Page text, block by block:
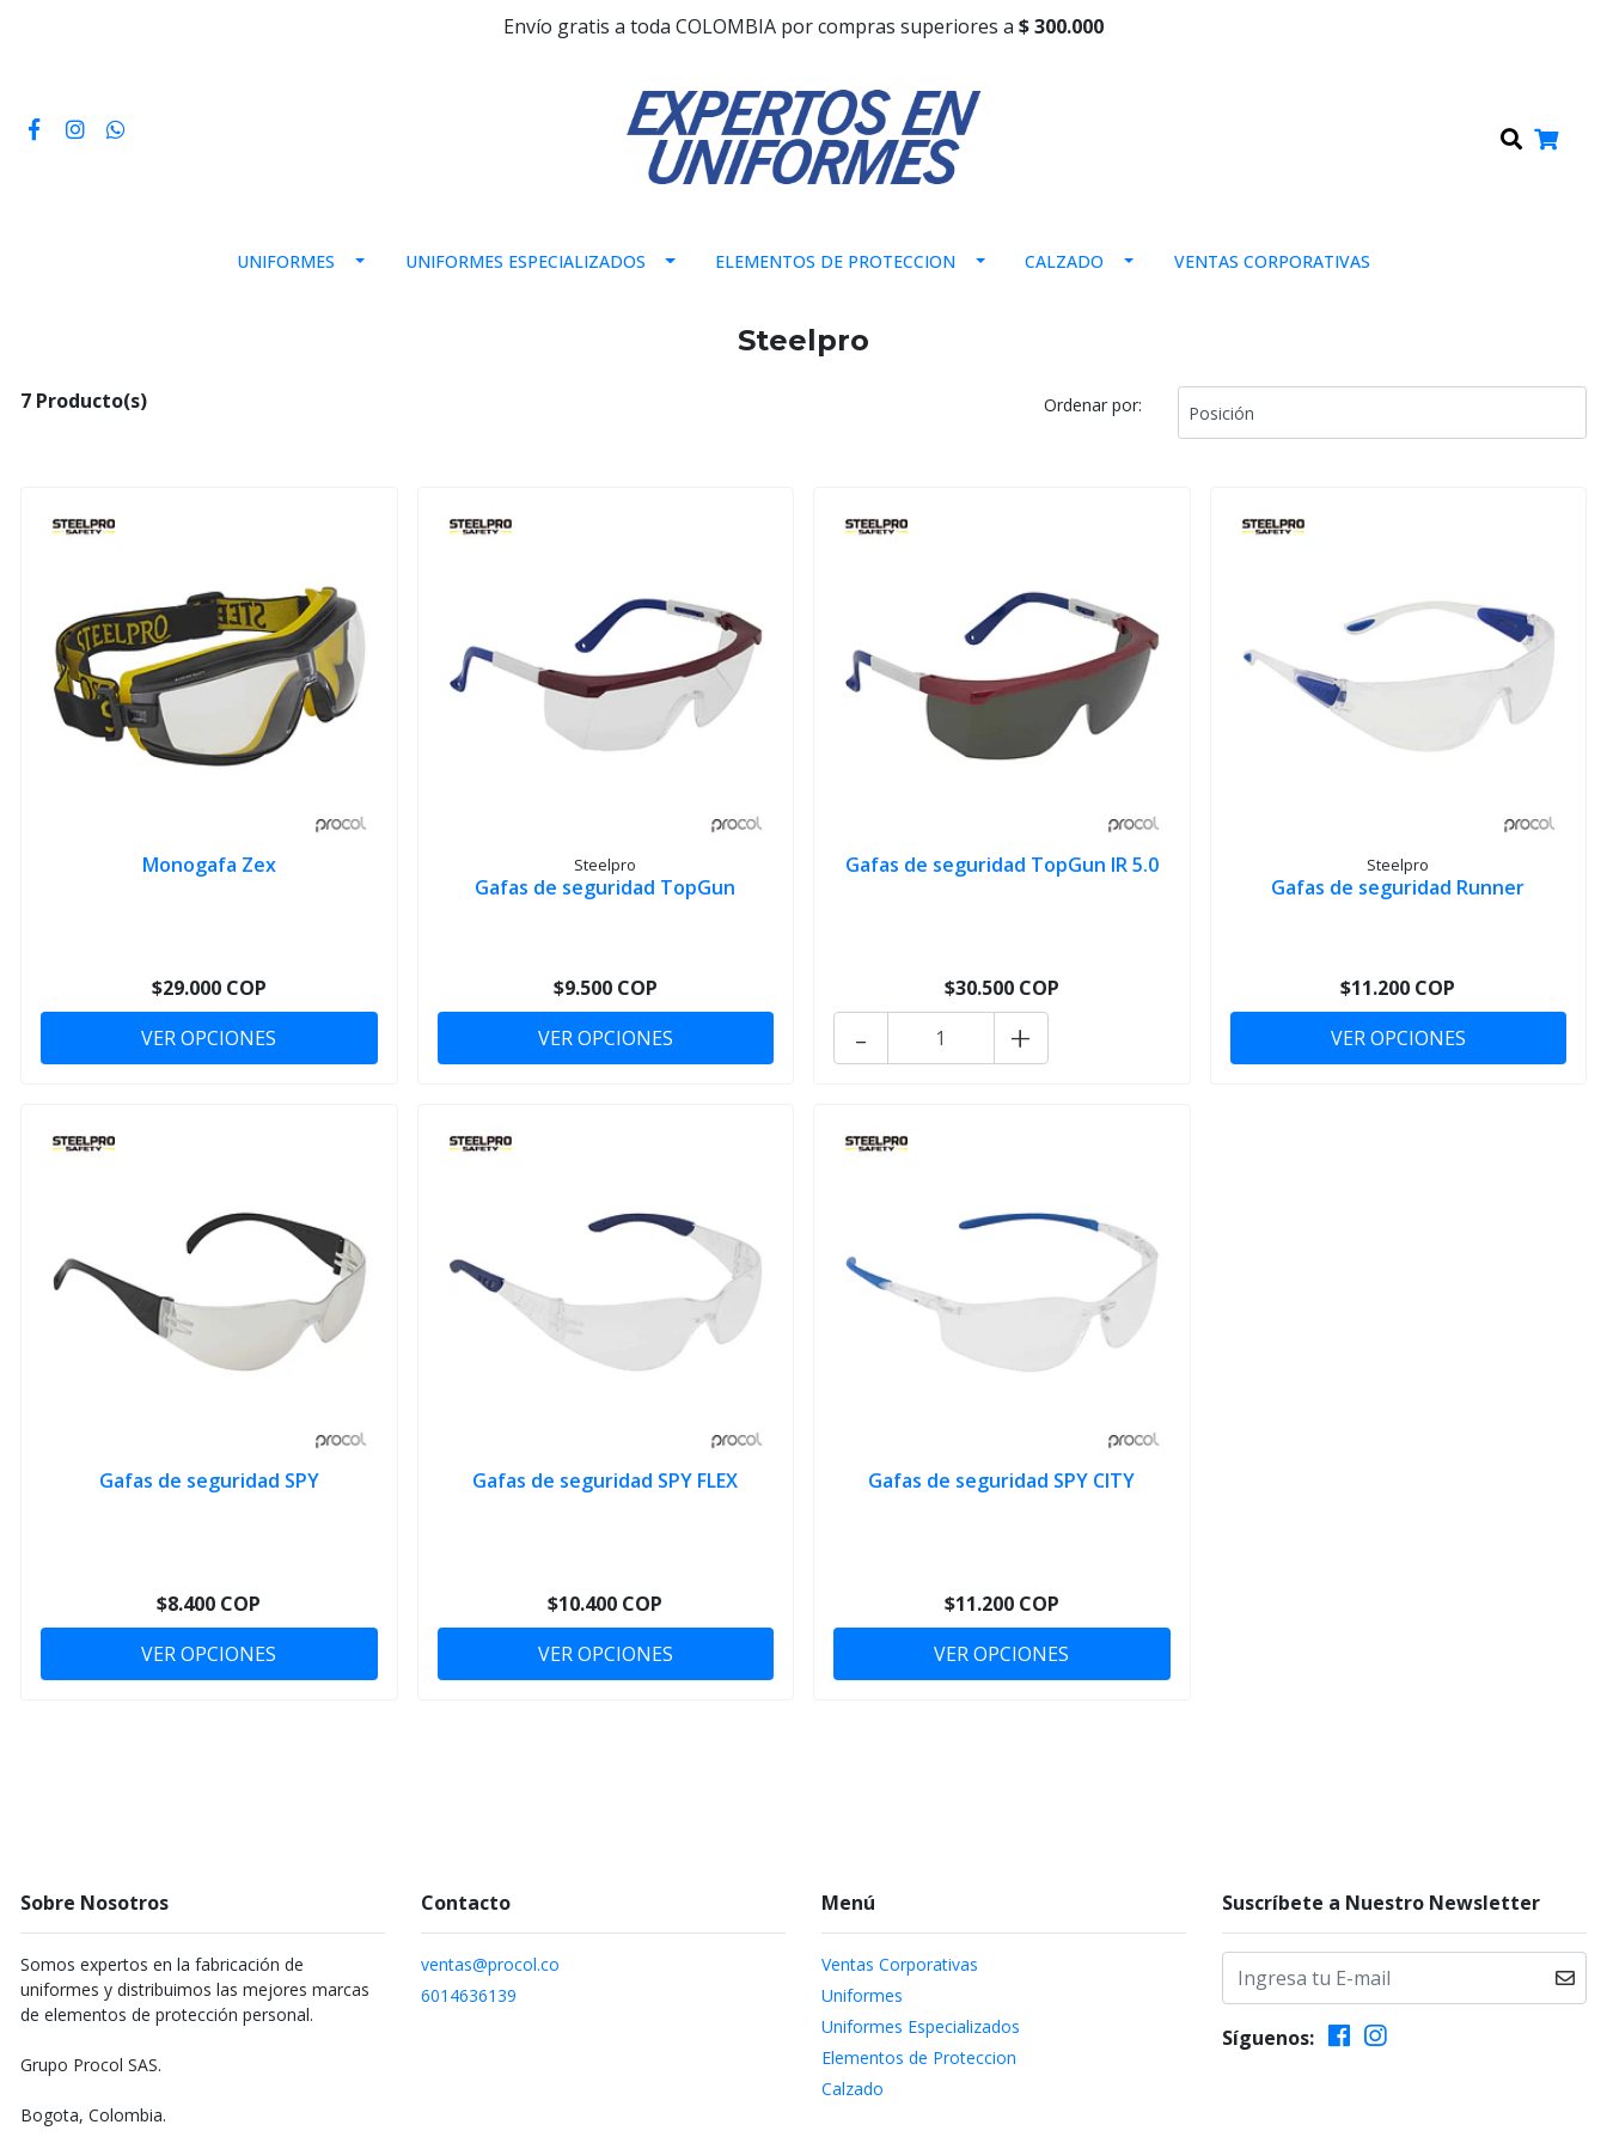
Envío gratis a toda COLOMBIA por compras superiores a $ 300.000
UNIFORMES UNIFORMES ESPECIALIZADOS ELEMENTOS DE PROTECCION CALZADO VENTAS CORPORATIVAS
Steelpro
7 Producto(s) Ordenar por:
Monogafa Zex
$29.000 COP
VER OPCIONES
Steelpro
Gafas de seguridad TopGun
$9.500 COP
VER OPCIONES
Gafas de seguridad TopGun IR 5.0
$30.500 COP
+
-
Steelpro
Gafas de seguridad Runner
$11.200 COP
VER OPCIONES
Gafas de seguridad SPY
$8.400 COP
VER OPCIONES
Gafas de seguridad SPY FLEX
$10.400 COP
VER OPCIONES
Gafas de seguridad SPY CITY
$11.200 COP
VER OPCIONES
Sobre Nosotros
Somos expertos en la fabricación de
uniformes y distribuimos las mejores marcas
de elementos de protección personal.
Grupo Procol SAS.
Bogota, Colombia.
Contacto
ventas@procol.co
6014636139
Menú
Ventas Corporativas
Uniformes
Uniformes Especializados
Elementos de Proteccion
Calzado
Suscríbete a Nuestro Newsletter
Síguenos: